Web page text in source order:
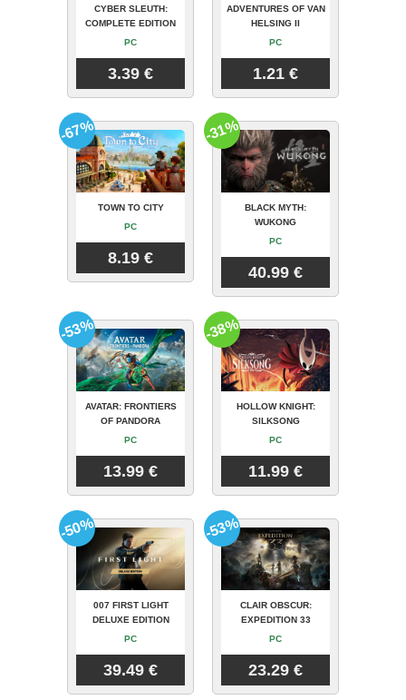
CYBER SLEUTH:
COMPLETE EDITION
PC
3.39 €
ADVENTURES OF VAN
HELSING II
PC
1.21 €
TOWN TO CITY
PC
8.19 €
-67%
BLACK MYTH:
WUKONG
PC
40.99 €
-31%
AVATAR: FRONTIERS
OF PANDORA
PC
13.99 €
-53%
HOLLOW KNIGHT:
SILKSONG
PC
11.99 €
-38%
007 FIRST LIGHT
DELUXE EDITION
PC
39.49 €
-50%
CLAIR OBSCUR:
EXPEDITION 33
PC
23.29 €
-53%